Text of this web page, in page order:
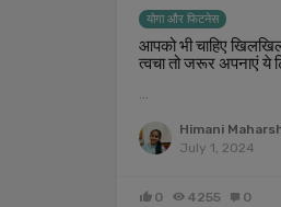
योगा और फिटनेस
आपको भी चाहिए
त्वचा तो जरूर अपनाएं ये
…
Himani
July 1, 2024
0 4255 0